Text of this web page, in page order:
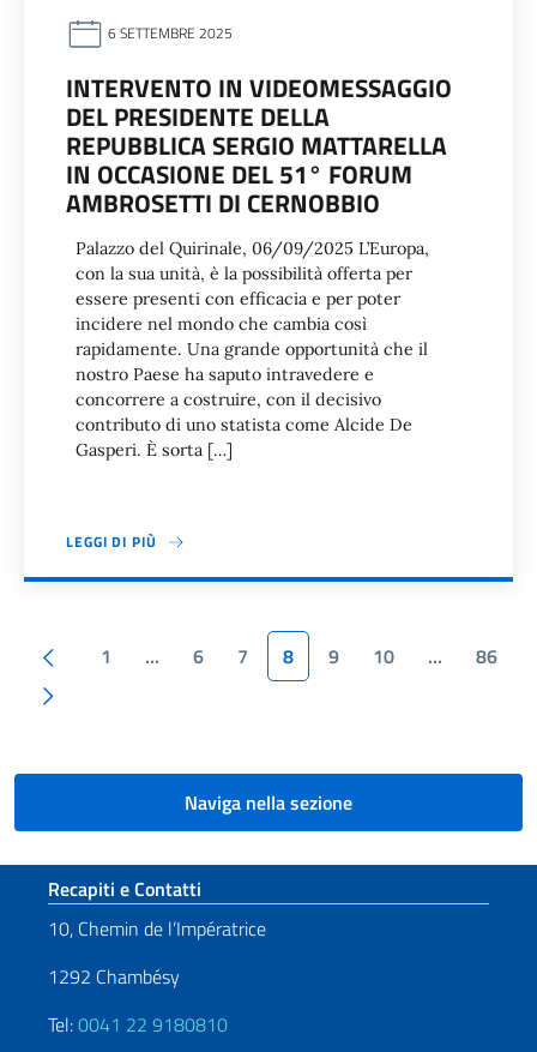
6 SETTEMBRE 2025
INTERVENTO IN VIDEOMESSAGGIO
DEL PRESIDENTE DELLA
REPUBBLICA SERGIO MATTARELLA
IN OCCASIONE DEL 51° FORUM
AMBROSETTI DI CERNOBBIO
Palazzo del Quirinale, 06/09/2025 L’Europa,
con la sua unità, è la possibilità offerta per
essere presenti con efficacia e per poter
incidere nel mondo che cambia così
rapidamente. Una grande opportunità che il
nostro Paese ha saputo intravedere e
concorrere a costruire, con il decisivo
contributo di uno statista come Alcide De
Gasperi. È sorta […]
LEGGI DI PIÙ
Paginazione
Pagina precedente
1 … 6 7 8 9 10 …
86
Naviga nella sezione
Sezione footer
Recapiti e Contatti
10, Chemin de l’Impératrice
1292 Chambésy
Tel:0041 22 9180810